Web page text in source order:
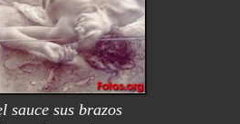
sauce sus brazos